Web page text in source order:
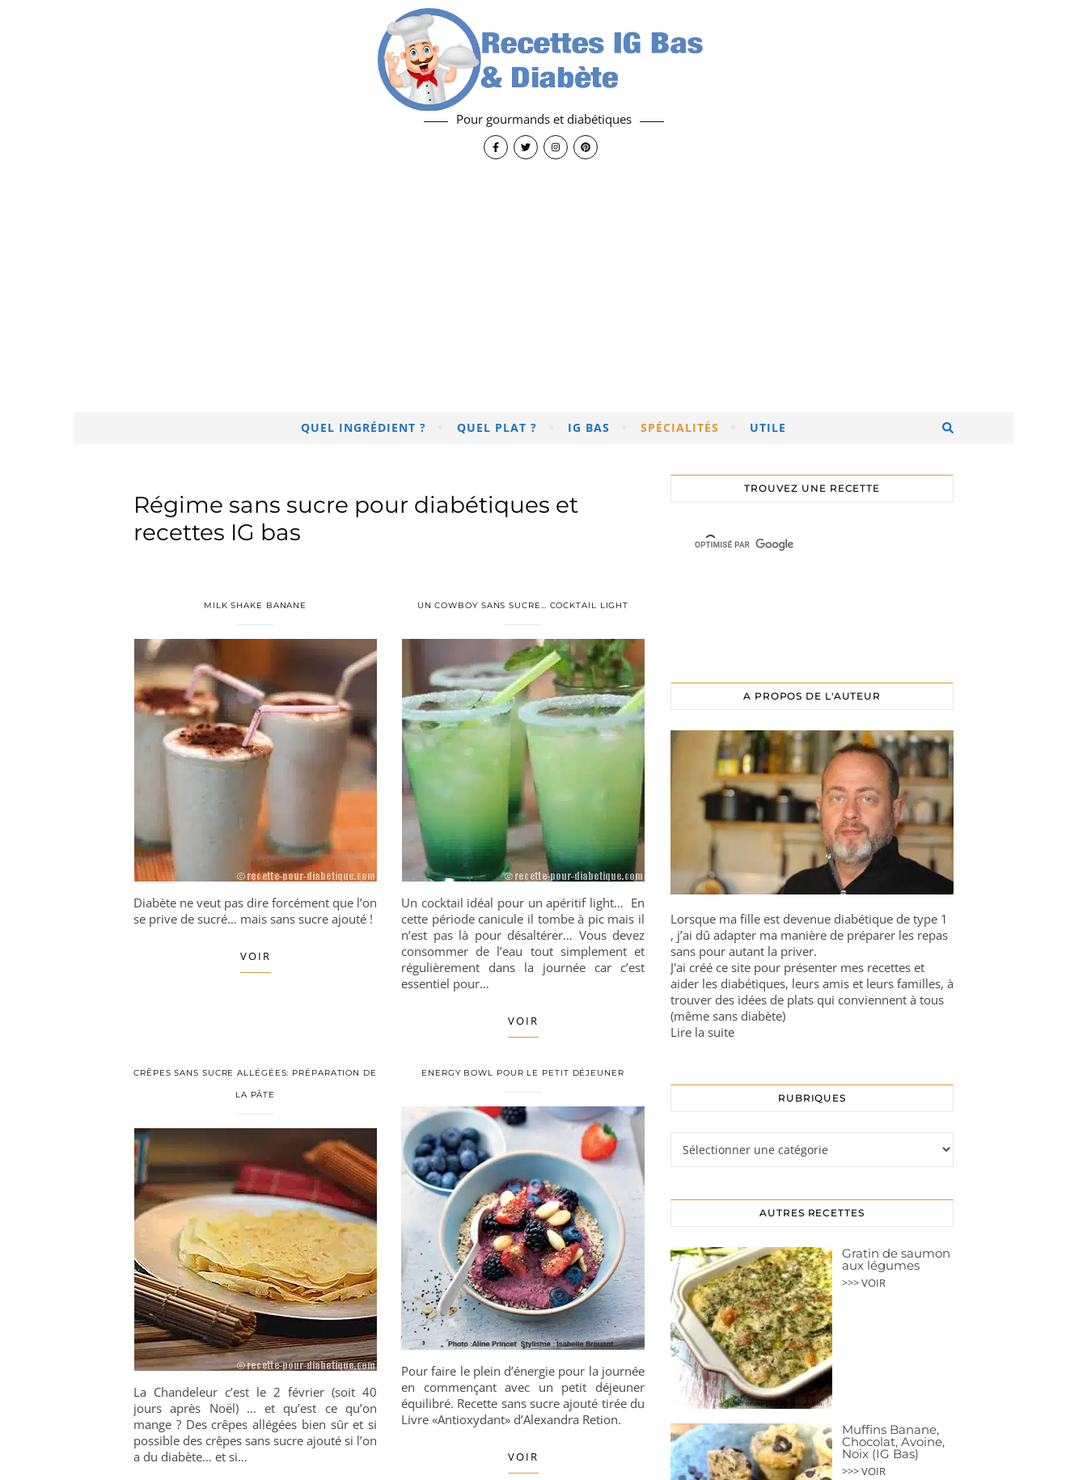
Pour gourmands et diabétiques
QUEL INGRÉDIENT ? QUEL PLAT ? IG BAS SPÉCIALITÉS UTILE
Régime sans sucre pour diabétiques et
recettes IG bas
MILK SHAKE BANANE
Diabète ne veut pas dire forcément que l’on
se prive de sucré… mais sans sucre ajouté !
VOIR
UN COWBOY SANS SUCRE… COCKTAIL LIGHT
Un cocktail idéal pour un apéritif light… En
cette période canicule il tombe à pic mais il
n’est pas là pour désaltérer… Vous devez
consommer de l’eau tout simplement et
régulièrement dans la journée car c’est
essentiel pour…
VOIR
CRÊPES SANS SUCRE ALLÉGÉES: PRÉPARATION DE
LA PÂTE
La Chandeleur c’est le 2 février (soit 40
jours après Noël) … et qu’est ce qu’on
mange ? Des crêpes allégées bien sûr et si
possible des crêpes sans sucre ajouté si l’on
a du diabète… et si…
ENERGY BOWL POUR LE PETIT DÉJEUNER
Pour faire le plein d’énergie pour la journée
en commençant avec un petit déjeuner
équilibré. Recette sans sucre ajouté tirée du
Livre «Antioxydant» d’Alexandra Retion.
VOIR
TROUVEZ UNE RECETTE
A PROPOS DE L'AUTEUR
Lorsque ma fille est devenue diabétique de type 1
, j’ai dû adapter ma manière de préparer les repas
sans pour autant la priver.
J'ai créé ce site pour présenter mes recettes et
aider les diabétiques, leurs amis et leurs familles, à
trouver des idées de plats qui conviennent à tous
(même sans diabète)
Lire la suite
RUBRIQUES
AUTRES RECETTES
Gratin de saumon
aux légumes
>>> VOIR
Muffins Banane,
Chocolat, Avoine,
Noix (IG Bas)
>>> VOIR